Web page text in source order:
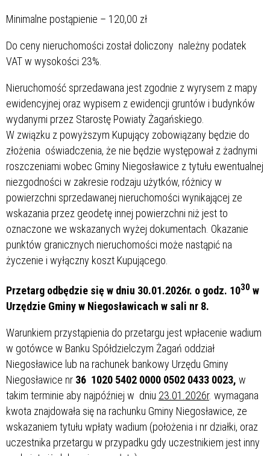
Minimalne postąpienie – 120,00 zł
Do ceny nieruchomości został doliczony należny podatek
VAT w wysokości 23%.
Nieruchomość sprzedawana jest zgodnie z wyrysem z mapy
ewidencyjnej oraz wypisem z ewidencji gruntów i budynków
wydanymi przez Starostę Powiaty Żagańskiego.
W związku z powyższym Kupujący zobowiązany będzie do
złożenia oświadczenia, że nie będzie występował z żadnymi
roszczeniami wobec Gminy Niegosławice z tytułu ewentualnej
niezgodności w zakresie rodzaju użytków, różnicy w
powierzchni sprzedawanej nieruchomości wynikającej ze
wskazania przez geodetę innej powierzchni niż jest to
oznaczone we wskazanych wyżej dokumentach. Okazanie
punktów granicznych nieruchomości może nastąpić na
życzenie i wyłączny koszt Kupującego.
Przetarg odbędzie się w dniu 30.01.2026r. o godz. 1030 w
Urzędzie Gminy w Niegosławicach w sali nr 8.
Warunkiem przystąpienia do przetargu jest wpłacenie wadium
w gotówce w Banku Spółdzielczym Żagań oddział
Niegosławice lub na rachunek bankowy Urzędu Gminy
Niegosławice nr 36 1020 5402 0000 0502 0433 0023, w
takim terminie aby najpóźniej w dniu 23.01.2026r. wymagana
kwota znajdowała się na rachunku Gminy Niegosławice, ze
wskazaniem tytułu wpłaty wadium (położenia i nr działki, oraz
uczestnika przetargu w przypadku gdy uczestnikiem jest inny